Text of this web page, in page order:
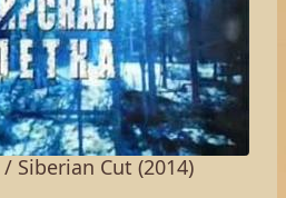
Siberian Cut (2014)